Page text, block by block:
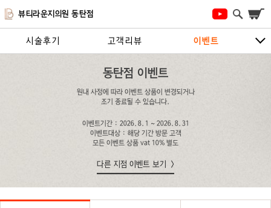
뷰티라운지의원 동탄점
시술후기 고객리뷰 이벤트
지점안내
동탄점 이벤트
이벤트기간 : 2026.8.1 ~ 2026.8.31
이벤트대상 : 해당 기간 방문 고객
원내 사정에 따라 이벤트 상품이 변경되거나
조기 종료될 수 있습니다.
모든 이벤트 상품 vat 10% 별도
다른 지점 이벤트 보기